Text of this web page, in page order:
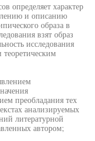
определяет характер
и описанию
образа в
взят образ
исследования
теоретическим
преобладания тех
анализируемых
литературной
автором;